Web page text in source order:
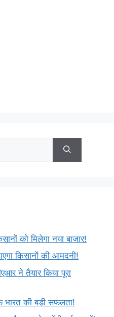
को मिलेगा नया बाजार!
किसानों की आमदनी!
ने तैयार किया पूरा
भारत की बड़ी सफलता!